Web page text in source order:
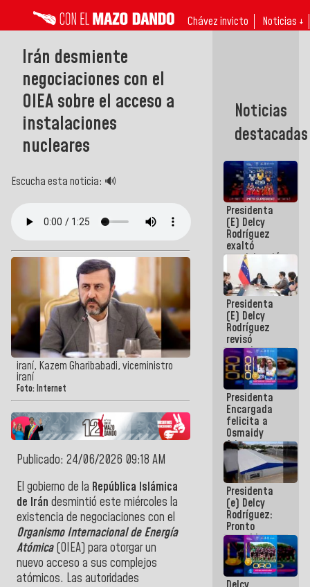
Chávez invicto Noticias ↓
Irán desmiente
negociaciones con el
OIEA sobre el acceso a
instalaciones
nucleares
Escucha esta noticia: 🔊
iraní, Kazem Gharibabadi, viceministro
iraní
Foto: Internet
Publicado: 24/06/2026 09:18 AM
El gobierno de la República Islámica
de Irán desmintió este miércoles la
existencia de negociaciones con el
Organismo Internacional de Energía
Atómica(OIEA) para otorgar un
nuevo acceso a sus complejos
atómicos. Las autoridades
Noticias
destacadas
Presidenta
(E) Delcy
Rodríguez
exaltó
participación
de
Venezuela
en Juegos
Centroamericanos
y del Caribe
2026
Presidenta
(E) Delcy
Rodríguez
revisó
agenda
económica y
ejecución de
fondos de
emergencia
post-sismos
Presidenta
Encargada
felicita a
Osmaidy
Arias y
Giraly
Marcano por
hacer
historia en
los
Centroamericanos
Presidenta
(e) Delcy
Rodríguez:
Pronto
restableceremos
las
operaciones
en el